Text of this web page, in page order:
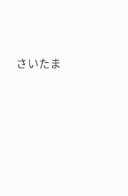
さいたま